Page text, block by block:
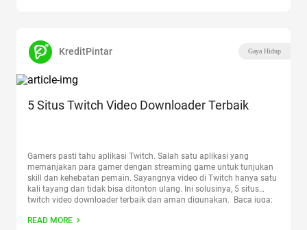
KreditPintar Gaya Hidup
5 Situs Twitch Video Downloader Terbaik
Gamers pasti tahu aplikasi Twitch. Salah satu aplikasi yang
memanjakan para gamer dengan streaming game untuk tunjukan
skill dan kehebatan pemain. Sayangnya video di Twitch hanya satu
kali tayang dan tidak bisa ditonton ulang. Ini solusinya, 5 situs
twitch video downloader terbaik dan aman digunakan. Baca juga:
reading“5 Situs Twitch Video Downloader Terbaik”
READ MORE